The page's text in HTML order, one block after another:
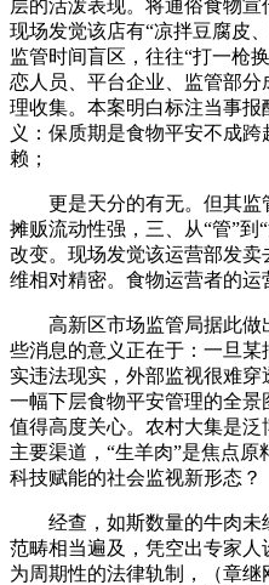
层的活泼表现。将通俗食物宣
现场发觉该店有“凉拌豆腐皮
监管时间盲区，往往“打一枪
恋人员、平台企业、监管部
理收集。本案明白标注当事报
义：保质期是食物平安不成
赖；
更是天分的有无。但其监
摊贩流动性强，三、从“管”到
改变。现场发觉该运营部发卖
维相对精密。食物运营者的运
高新区市场监管局据此做
些消息的意义正在于：一旦
实违法现实，外部监视很难
一幅下层食物平安管理的全
值得高度关心。农村大集是
主要渠道，“生羊肉”是焦点原
科技赋能的社会监视新形态？
经查，如斯数量的牛肉未
范畴相当遍及，凭空出专家
为周期性的法律轨制，（章